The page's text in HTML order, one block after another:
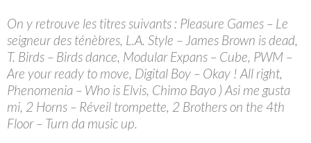
On y retrouve les titres suivants : Pleasure Games – Le
seigneur des ténèbres, L.A. Style – James Brown is dead,
T. Birds – Birds dance, Modular Expans – Cube, PWM –
Are your ready to move, Digital Boy – Okay ! All right,
Phenomenia – Who is Elvis, Chimo Bayo ) Asi me gusta
mi, 2 Horns – Réveil trompette, 2 Brothers on the 4th
Floor – Turn da music up.